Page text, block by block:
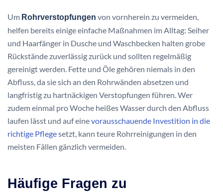
Um Rohrverstopfungen von vornherein zu vermeiden,
helfen bereits einige einfache Maßnahmen im Alltag: Seiher
und Haarfänger in Dusche und Waschbecken halten grobe
Rückstände zuverlässig zurück und sollten regelmäßig
gereinigt werden. Fette und Öle gehören niemals in den
Abfluss, da sie sich an den Rohrwänden absetzen und
langfristig zu hartnäckigen Verstopfungen führen. Wer
zudem einmal pro Woche heißes Wasser durch den Abfluss
laufen lässt und auf einevorausschauende Investition in die
richtige Pflegesetzt, kann teure Rohrreinigungen in den
meisten Fällen gänzlich vermeiden.
Häufige Fragen zu